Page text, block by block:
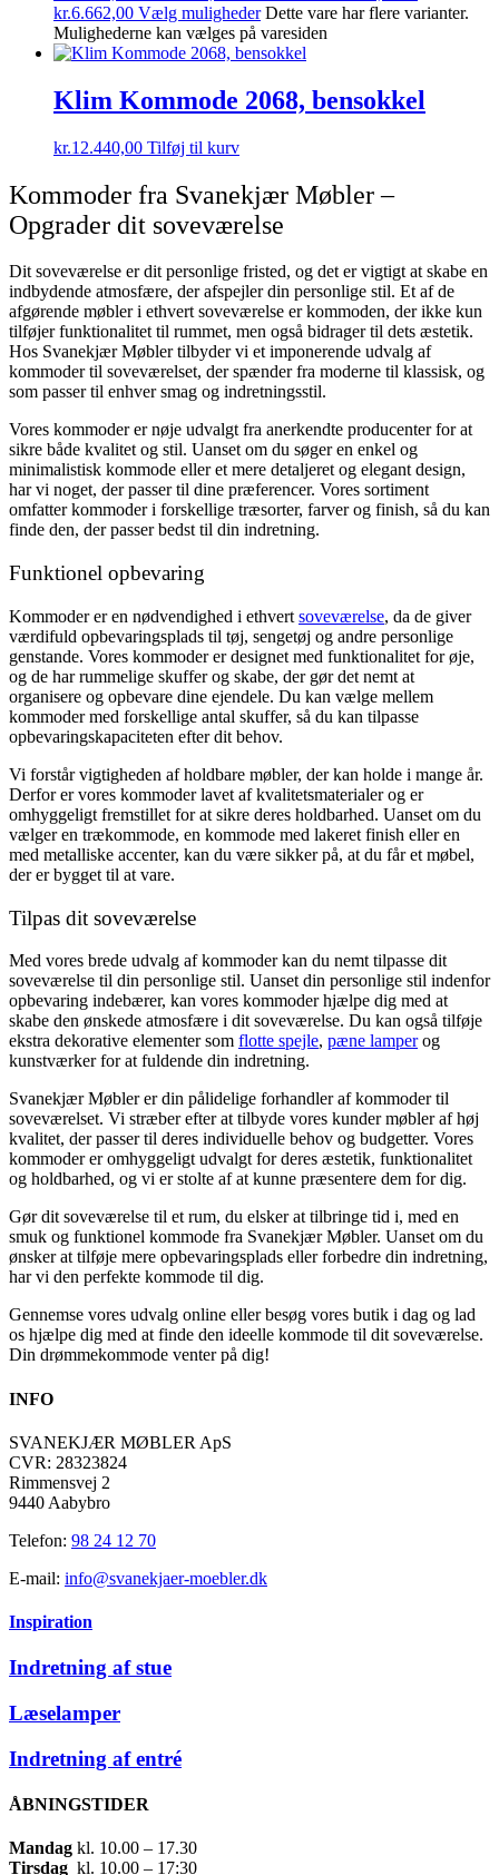
kr.6.662,00 Vælg muligheder Dette vare har flere varianter.
Mulighederne kan vælges på varesiden
Klim Kommode 2068, bensokkel
kr.12.440,00 Tilføj til kurv
Kommoder fra Svanekjær Møbler –
Opgrader dit soveværelse
Dit soveværelse er dit personlige fristed, og det er vigtigt at skabe en
indbydende atmosfære, der afspejler din personlige stil. Et af de
afgørende møbler i ethvert soveværelse er kommoden, der ikke kun
tilføjer funktionalitet til rummet, men også bidrager til dets æstetik.
Hos Svanekjær Møbler tilbyder vi et imponerende udvalg af
kommoder til soveværelset, der spænder fra moderne til klassisk, og
som passer til enhver smag og indretningsstil.
Vores kommoder er nøje udvalgt fra anerkendte producenter for at
sikre både kvalitet og stil. Uanset om du søger en enkel og
minimalistisk kommode eller et mere detaljeret og elegant design,
har vi noget, der passer til dine præferencer. Vores sortiment
omfatter kommoder i forskellige træsorter, farver og finish, så du kan
finde den, der passer bedst til din indretning.
Funktionel opbevaring
Kommoder er en nødvendighed i ethvert soveværelse, da de giver
værdifuld opbevaringsplads til tøj, sengetøj og andre personlige
genstande. Vores kommoder er designet med funktionalitet for øje,
og de har rummelige skuffer og skabe, der gør det nemt at
organisere og opbevare dine ejendele. Du kan vælge mellem
kommoder med forskellige antal skuffer, så du kan tilpasse
opbevaringskapaciteten efter dit behov.
Vi forstår vigtigheden af holdbare møbler, der kan holde i mange år.
Derfor er vores kommoder lavet af kvalitetsmaterialer og er
omhyggeligt fremstillet for at sikre deres holdbarhed. Uanset om du
vælger en trækommode, en kommode med lakeret finish eller en
med metalliske accenter, kan du være sikker på, at du får et møbel,
der er bygget til at vare.
Tilpas dit soveværelse
Med vores brede udvalg af kommoder kan du nemt tilpasse dit
soveværelse til din personlige stil. Uanset din personlige stil indenfor
opbevaring indebærer, kan vores kommoder hjælpe dig med at
skabe den ønskede atmosfære i dit soveværelse. Du kan også tilføje
ekstra dekorative elementer som flotte spejle, pæne lamperog
kunstværker for at fuldende din indretning.
Svanekjær Møbler er din pålidelige forhandler af kommoder til
soveværelset. Vi stræber efter at tilbyde vores kunder møbler af høj
kvalitet, der passer til deres individuelle behov og budgetter. Vores
kommoder er omhyggeligt udvalgt for deres æstetik, funktionalitet
og holdbarhed, og vi er stolte af at kunne præsentere dem for dig.
Gør dit soveværelse til et rum, du elsker at tilbringe tid i, med en
smuk og funktionel kommode fra Svanekjær Møbler. Uanset om du
ønsker at tilføje mere opbevaringsplads eller forbedre din indretning,
har vi den perfekte kommode til dig.
Gennemse vores udvalg online eller besøg vores butik i dag og lad
os hjælpe dig med at finde den ideelle kommode til dit soveværelse.
Din drømmekommode venter på dig!
INFO
SVANEKJÆR MØBLER ApS
CVR: 28323824
Rimmensvej 2
9440 Aabybro
Telefon: 98 24 12 70
E-mail: info@svanekjaer-moebler.dk
Inspiration
Indretning af stue
Læselamper
Indretning af entré
ÅBNINGSTIDER
Mandag ​ kl. 10.00 – 17.30​
Tirsdag ​ kl. 10.00 – 17:30​